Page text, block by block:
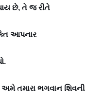
છે, તે જ રીતે
આપનાર
તમારા ભગવાન શિવની